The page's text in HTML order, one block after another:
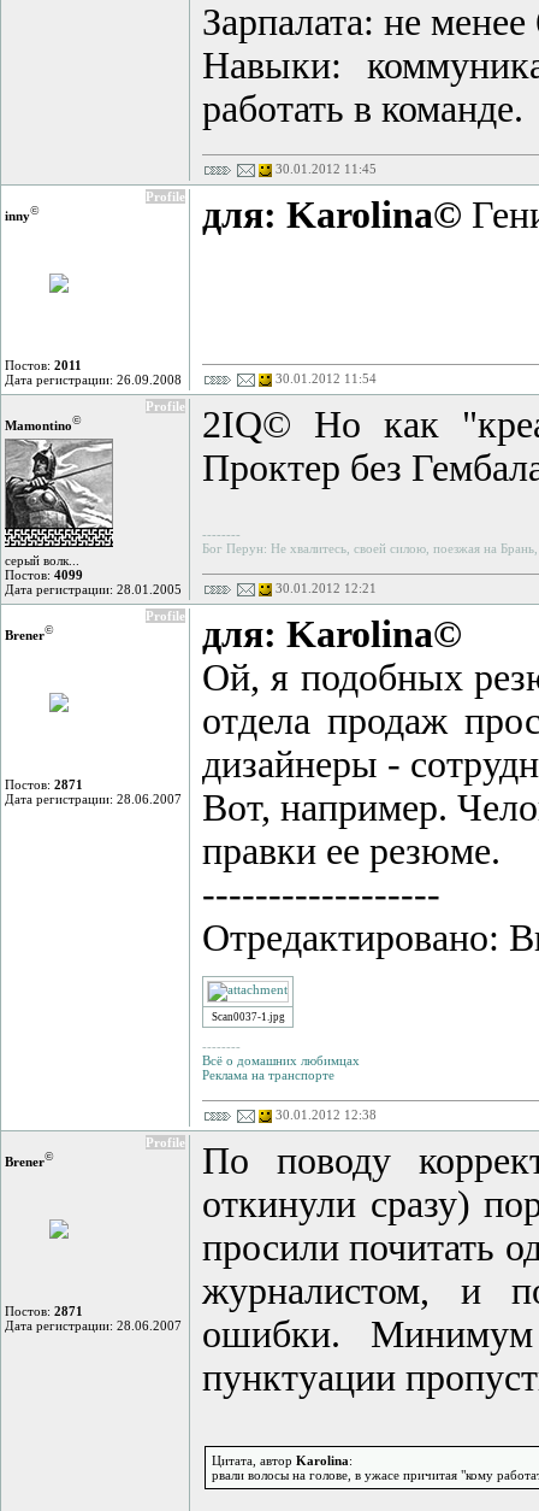
Зарпалата: не
Навыки:
работать в команде.
30.01.2012 11:45
Profile
inny©
Постов: 2011
Дата регистрации: 26.09.2008
для: Karolina©
30.01.2012 11:54
Profile
Mamontino©
серый волк...
Постов: 4099
Дата регистрации: 28.01.2005
2IQ© Но как
Проктер без
--------
Бог Перун: Не хвалитесь, своей силою, поезжая на
30.01.2012 12:21
Profile
Brener©
Постов: 2871
Дата регистрации: 28.06.2007
для: Karolina©
Ой, я подобных
отдела продаж
дизайнеры -
Вот, например.
правки ее резюме.
------------------
Отредактировано:
Scan0037-1.jpg
--------
Всё о домашних любимцах
Реклама на транспорте
30.01.2012 12:38
Profile
Brener©
Постов: 2871
Дата регистрации: 28.06.2007
По поводу
откинули сразу)
просили почитать
журналистом, и
ошибки.
пунктуации
Цитата, автор Karolina:
рвали волосы на голове, в ужасе причитая "кому